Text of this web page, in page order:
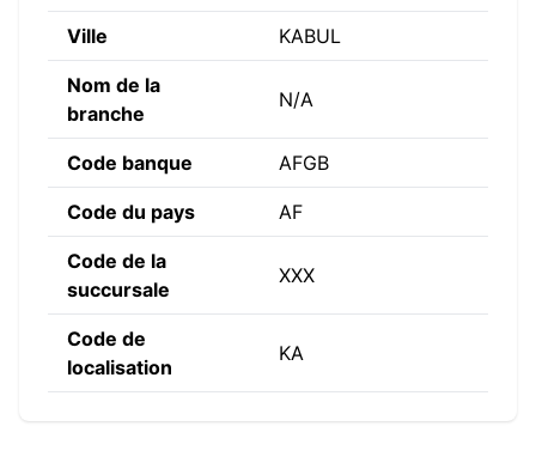
Ville KABUL
Nom de la
branche
N/A
Code banque AFGB
Code du pays AF
Code de la
succursale
XXX
Code de
localisation
KA